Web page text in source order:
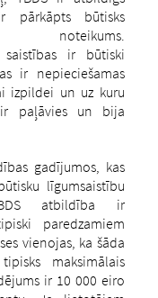
būtisks
noteikums.
saistības ir būtiski
ir nepieciešamas
izpildei un uz kuru
paļāvies un bija
gadījumos, kas
līgumsaistību
atbildība ir
paredzamiem
vienojas, ka šāda
maksimālais
ir 10 000 eiro